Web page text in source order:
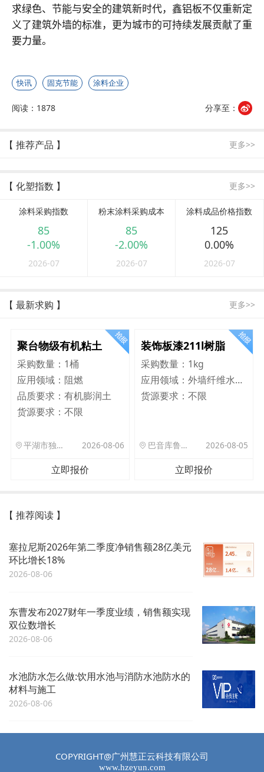
求绿色、节能与安全的建筑新时代，鑫铝板不仅重新定
义了建筑外墙的标准，更为城市的可持续发展贡献了重
要力量。
快讯 固克节能 涂料企业
阅读：1878 分享至：
【 推荐产品 】 更多>>
【 化塑指数 】 更多>>
涂料采购指数
85
-1.00%
2026-07
粉末涂料采购成本
85
-2.00%
2026-07
涂料成品价格指数
125
0.00%
2026-07
【 最新求购 】 更多>>
聚台物级有机粘土
采购数量： 1桶
应用领域： 阻燃
品质要求： 有机膨润土
货源要求： 不限
平湖市独山港镇集港路 589 号 2026-08-06
立即报价
装饰板漆211l树脂
采购数量： 1kg
应用领域：
外墙纤维水泥板
货源要求：不限
巴音库鲁提镇,托帕口岸六号库房 2026-08-05
立即报价
【 推荐阅读 】
塞拉尼斯2026年第二季度净销售额28亿美元
环比增长18%
2026-08-06
东曹发布2027财年一季度业绩，销售额实现
双位数增长
2026-08-06
水池防水怎么做:饮用水池与消防水池防水的
材料与施工
2026-08-06
COPYRIGHT@广州慧正云科技有限公司
www.hzeyun.com